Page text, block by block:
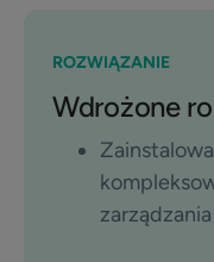
ROZWIĄZANIE
Wdrożone